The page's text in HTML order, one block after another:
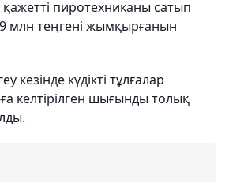
қажетті пиротехниканы сатып
млн теңгені жымқырғанын
кезінде күдікті тұлғалар
келтірілген шығынды толық